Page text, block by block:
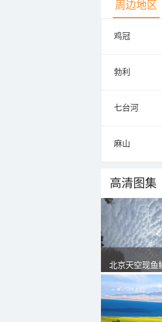
周边地区
鸡冠
勃利
七台河
麻山
高清图集
北京天空现鱼